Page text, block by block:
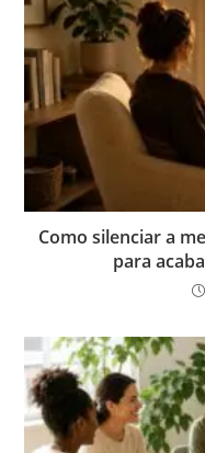
Como silenciar a
para